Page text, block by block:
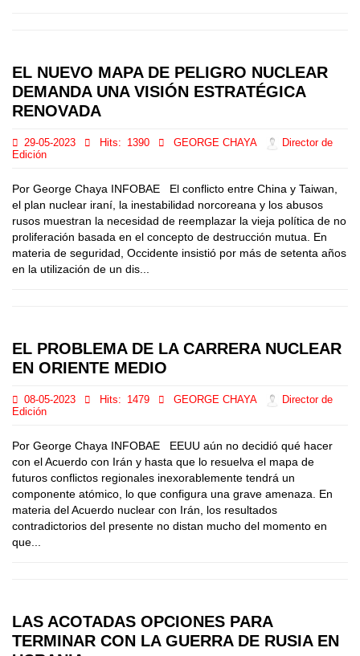
EL NUEVO MAPA DE PELIGRO NUCLEAR
DEMANDA UNA VISIÓN ESTRATÉGICA
RENOVADA
29-05-2023 Hits: 1390 GEORGE CHAYA
Director de
Edición
Por George Chaya INFOBAE El conflicto entre China y Taiwan,
el plan nuclear iraní, la inestabilidad norcoreana y los abusos
rusos muestran la necesidad de reemplazar la vieja política de no
proliferación basada en el concepto de destrucción mutua. En
materia de seguridad, Occidente insistió por más de setenta años
en la utilización de un dis...
EL PROBLEMA DE LA CARRERA NUCLEAR
EN ORIENTE MEDIO
08-05-2023 Hits: 1479 GEORGE CHAYA
Director de
Edición
Por George Chaya INFOBAE EEUU aún no decidió qué hacer
con el Acuerdo con Irán y hasta que lo resuelva el mapa de
futuros conflictos regionales inexorablemente tendrá un
componente atómico, lo que configura una grave amenaza. En
materia del Acuerdo nuclear con Irán, los resultados
contradictorios del presente no distan mucho del momento en
que...
LAS ACOTADAS OPCIONES PARA
TERMINAR CON LA GUERRA DE RUSIA EN